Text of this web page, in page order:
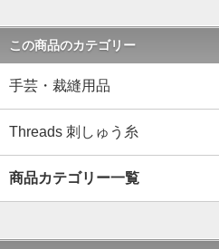
この商品のカテゴリー
手芸・裁縫用品
Threads 刺しゅう糸
商品カテゴリー一覧